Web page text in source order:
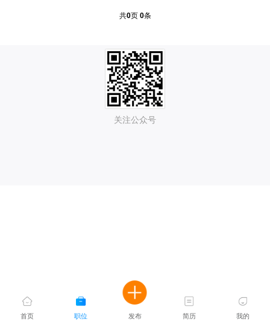
共0页 0条
关注公众号
首页 职位 发布 简历 我的